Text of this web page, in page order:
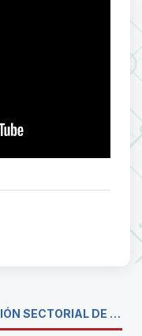
📊 LA UMSA FUE SEDE DE LA REUNIÓN SECTORIAL DE CARRERAS DE ECONOMÍA DEL SISTEMA DE LA UNIVERSIDAD BOLIVIANA💼